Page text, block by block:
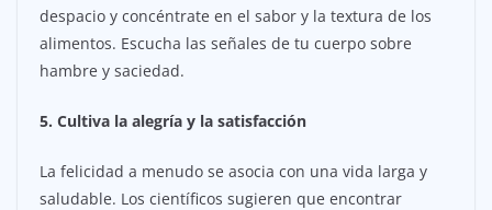
despacio y concéntrate en el sabor y la textura de los
alimentos. Escucha las señales de tu cuerpo sobre
hambre y saciedad.
5. Cultiva la alegría y la satisfacción
La felicidad a menudo se asocia con una vida larga y
saludable. Los científicos sugieren que encontrar